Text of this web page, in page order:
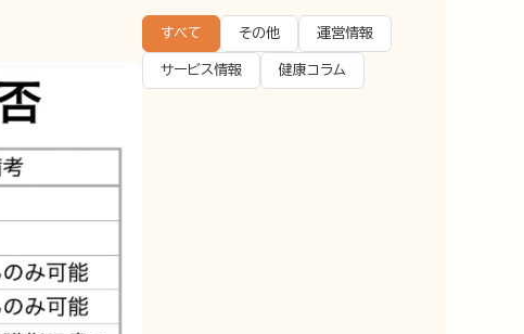
すべて その他 運営情報
サービス情報 健康コラム